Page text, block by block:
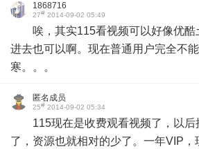
1868716
27# 2014-09-02 05:49
唉，其实115看视频可以好像优
进去也可以啊。现在普通用户完全不
寒。。。
匿名成员
25# 2014-09-02 05:34
115现在是收费观看视频了，以
了，资源也就相对的少了。一年VIP